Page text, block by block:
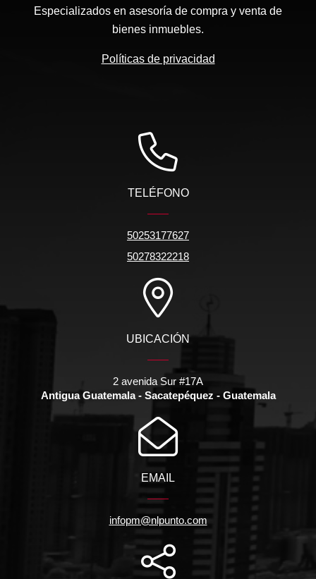
Especializados en asesoría de compra y venta de
bienes inmuebles.
Políticas de privacidad
TELÉFONO
50253177627
50278322218
UBICACIÓN
2 avenida Sur #17A
Antigua Guatemala - Sacatepéquez - Guatemala
EMAIL
infopm@nlpunto.com